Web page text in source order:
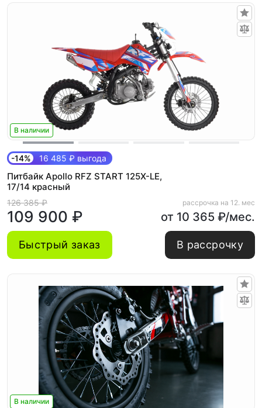
В наличии
-14% 16 485 ₽ выгода
Питбайк Apollo RFZ START 125X-LE,
17/14 красный
126 385 ₽
109 900 ₽
рассрочка на 12. мес
от 10 365 ₽/мес.
Быстрый заказ В рассрочку
В наличии